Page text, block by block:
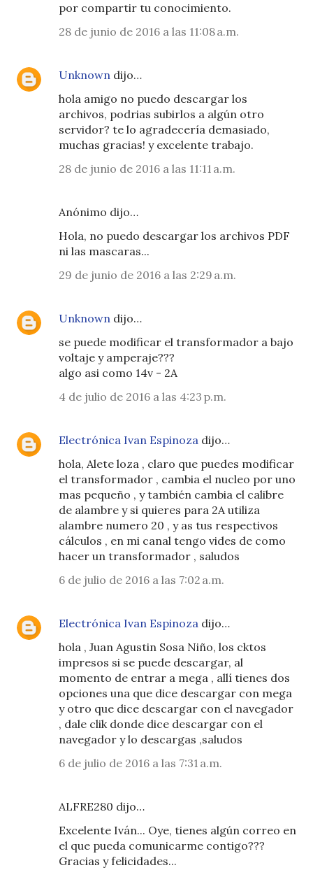
por compartir tu conocimiento.
28 de junio de 2016 a las 11:08 a.m.
Unknown dijo…
hola amigo no puedo descargar los
archivos, podrias subirlos a algún otro
servidor? te lo agradecería demasiado,
muchas gracias! y excelente trabajo.
28 de junio de 2016 a las 11:11 a.m.
Anónimo dijo…
Hola, no puedo descargar los archivos PDF
ni las mascaras...
29 de junio de 2016 a las 2:29 a.m.
Unknown dijo…
se puede modificar el transformador a bajo
voltaje y amperaje???
algo asi como 14v - 2A
4 de julio de 2016 a las 4:23 p.m.
Electrónica Ivan Espinoza dijo…
hola, Alete loza , claro que puedes modificar
el transformador , cambia el nucleo por uno
mas pequeño , y también cambia el calibre
de alambre y si quieres para 2A utiliza
alambre numero 20 , y as tus respectivos
cálculos , en mi canal tengo vides de como
hacer un transformador , saludos
6 de julio de 2016 a las 7:02 a.m.
Electrónica Ivan Espinoza dijo…
hola , Juan Agustin Sosa Niño, los cktos
impresos si se puede descargar, al
momento de entrar a mega , allí tienes dos
opciones una que dice descargar con mega
y otro que dice descargar con el navegador
, dale clik donde dice descargar con el
navegador y lo descargas ,saludos
6 de julio de 2016 a las 7:31 a.m.
ALFRE280 dijo…
Excelente Iván... Oye, tienes algún correo en
el que pueda comunicarme contigo???
Gracias y felicidades...